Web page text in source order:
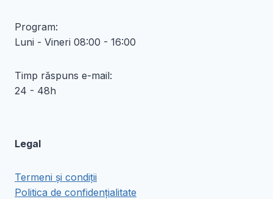
Program:
Luni - Vineri 08:00 - 16:00
Timp răspuns e-mail:
24 - 48h
Legal
Termeni și condiții
Politica de confidențialitate